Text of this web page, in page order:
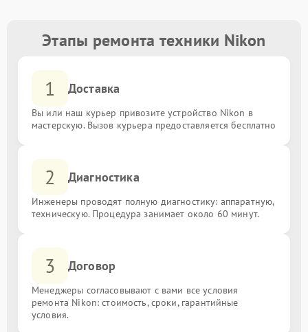
Этапы ремонта техники Nikon
1 Доставка
Вы или наш курьер привозите устройство Nikon в
мастерскую. Вызов курьера предоставляется бесплатно
2 Диагностика
Инженеры проводят полную диагностику: аппаратную,
техническую. Процедура занимает около 60 минут.
3 Договор
Менеджеры согласовывают с вами все условия
ремонта Nikon: стоимость, сроки, гарантийные
условия.